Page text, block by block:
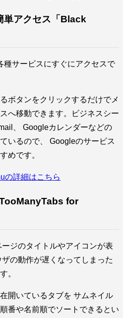
単アクセス「Black
種サービスにすぐにアクセスで
ボタンをクリックするだけでメ
へ移動できます。ビジネスシー
、 Googleカレンダーなどの
いるので、 Googleのサービス
めです。
の詳細はこちら
for
ジのタイトルやアイコンが表
の動作が遅くなってしまった
。
開いているタブを サムネイル
番や名前順でソートできるとい